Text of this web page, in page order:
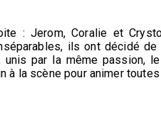
: Jerom, Coralie et
ils ont décidé
unis par la même passion,
à la scène pour animer